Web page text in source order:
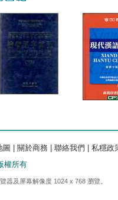
圖 關於商務 聯絡我們
私穩政
權所有
器及屏幕解像度 1024 x 768 瀏覽。